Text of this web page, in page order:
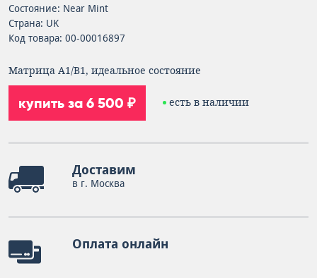
Состояние: Near Mint
Страна: UK
Код товара: 00-00016897
Матрица А1/В1, идеальное состояние
купить за 6 500 ₽ есть в наличии
Доставим
в г. Москва
Оплата онлайн